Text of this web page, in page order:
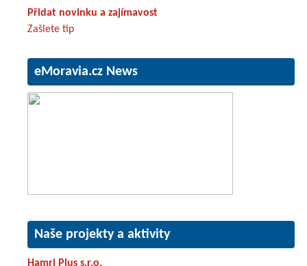
Přidat novinku a zajímavost
Zašlete tip
eMoravia.cz News
Naše projekty a aktivity
Hamri Plus s.r.o.